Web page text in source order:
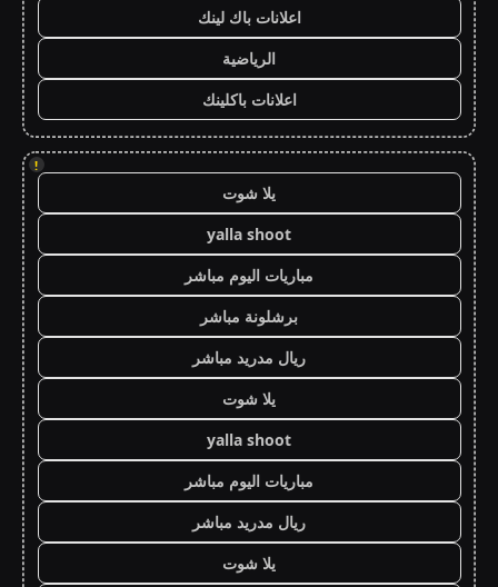
اعلانات باك لينك
الرياضية
اعلانات باكلينك
!
يلا شوت
yalla shoot
مباريات اليوم مباشر
برشلونة مباشر
ريال مدريد مباشر
يلا شوت
yalla shoot
مباريات اليوم مباشر
ريال مدريد مباشر
يلا شوت